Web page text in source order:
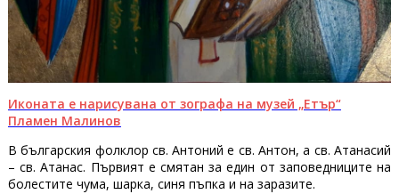
Иконата е нарисувана от зографа на музей „Етър“
Пламен Малинов
В българския фолклор св. Антоний е св. Антон, а св. Атанасий
– св. Атанас. Първият е смятан за един от заповедниците на
болестите чума, шарка, синя пъпка и на заразите.